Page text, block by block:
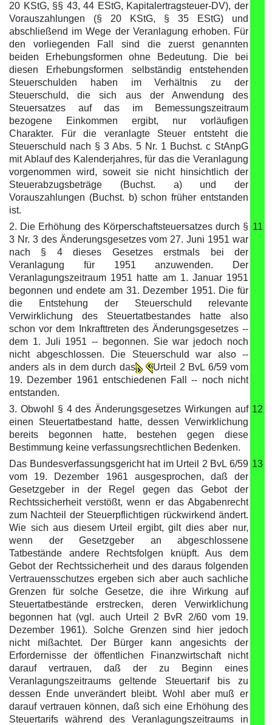
20 KStG, §§ 43, 44 EStG, Kapitalertragsteuer-DV), der
Vorauszahlungen (§ 20 KStG, § 35 EStG) und
abschließend im Wege der Veranlagung erhoben. Für
den vorliegenden Fall sind die zuerst genannten
beiden Erhebungsformen ohne Bedeutung. Die bei
diesen Erhebungsformen selbständig entstehenden
Steuerschulden haben im Verhältnis zu der
Steuerschuld, die sich aus der Anwendung des
Steuersatzes auf das im Bemessungszeitraum
bezogene Einkommen ergibt, nur vorläufigen
Charakter. Für die veranlagte Steuer entsteht die
Steuerschuld nach § 3 Abs. 5 Nr. 1 Buchst. c StAnpG
mit Ablauf des Kalenderjahres, für das die Veranlagung
vorgenommen wird, soweit sie nicht hinsichtlich der
Steuerabzugsbeträge (Buchst. a) und der
Vorauszahlungen (Buchst. b) schon früher entstanden
ist.
2. Die Erhöhung des Körperschaftsteuersatzes durch §
3 Nr. 3 des Änderungsgesetzes vom 27. Juni 1951 war
nach § 4 dieses Gesetzes erstmals bei der
Veranlagung für 1951 anzuwenden. Der
Veranlagungszeitraum 1951 hatte am 1. Januar 1951
begonnen und endete am 31. Dezember 1951. Die für
die Entstehung der Steuerschuld relevante
Verwirklichung des Steuertatbestandes hatte also
schon vor dem Inkrafttreten des Änderungsgesetzes --
dem 1. Juli 1951 -- begonnen. Sie war jedoch noch
nicht abgeschlossen. Die Steuerschuld war also --
anders als in dem durch das
Urteil 2 BvL 6/59 vom
19. Dezember 1961 entschiedenen Fall -- noch nicht
entstanden.
11
3. Obwohl § 4 des Änderungsgesetzes Wirkungen auf
einen Steuertatbestand hatte, dessen Verwirklichung
bereits begonnen hatte, bestehen gegen diese
Bestimmung keine verfassungsrechtlichen Bedenken.
12
Das Bundesverfassungsgericht hat im Urteil 2 BvL 6/59
vom 19. Dezember 1961 ausgesprochen, daß der
Gesetzgeber in der Regel gegen das Gebot der
Rechtssicherheit verstößt, wenn er das Abgabenrecht
zum Nachteil der Steuerpflichtigen rückwirkend ändert.
Wie sich aus diesem Urteil ergibt, gilt dies aber nur,
wenn der Gesetzgeber an abgeschlossene
Tatbestände andere Rechtsfolgen knüpft. Aus dem
Gebot der Rechtssicherheit und des daraus folgenden
Vertrauensschutzes ergeben sich aber auch sachliche
Grenzen für solche Gesetze, die ihre Wirkung auf
Steuertatbestände erstrecken, deren Verwirklichung
begonnen hat (vgl. auch Urteil 2 BvR 2/60 vom 19.
Dezember 1961). Solche Grenzen sind hier jedoch
nicht mißachtet. Der Bürger kann angesichts der
Erfordernisse der öffentlichen Finanzwirtschaft nicht
darauf vertrauen, daß der zu Beginn eines
Veranlagungszeitraums geltende Steuertarif bis zu
dessen Ende unverändert bleibt. Wohl aber muß er
darauf vertrauen können, daß sich eine Erhöhung des
Steuertarifs während des Veranlagungszeitraums in
13